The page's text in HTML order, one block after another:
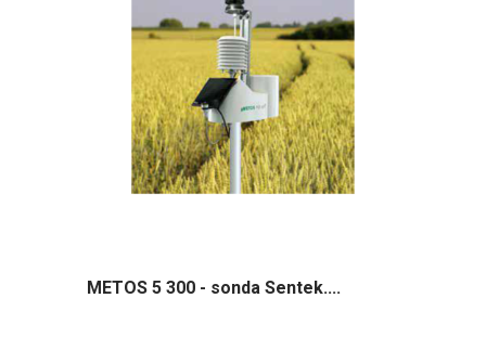
METOS 5 300 - sonda Sentek....